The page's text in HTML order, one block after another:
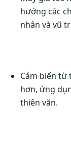
hướng các
nhân và vũ
Cảm biến từ
hơn, ứng
thiên văn.